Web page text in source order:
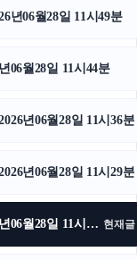
년06월28일 11시49분
06월28일 11시44분
년06월28일 11시36분
년06월28일 11시29분
구로하수구막힘 상담 전 확인사항 2026년06월28일 11시26분 현재글